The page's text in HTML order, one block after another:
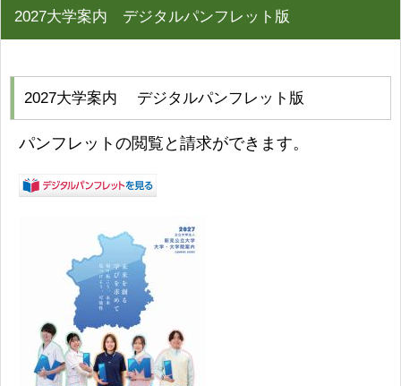
2027大学案内 デジタルパンフレット版
2027大学案内 デジタルパンフレット版
パンフレットの閲覧と請求ができます。